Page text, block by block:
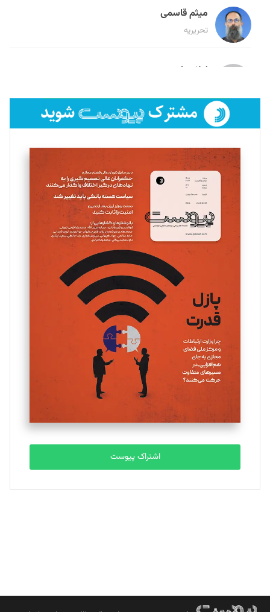
میثم قاسمی
تحریریه
لیلا حنارود
فائزه فتحی رستمی
تحریریه
سروش کرمیان
تحریریه
مینا پاکدل
یسنا امان‌پور
تحریریه
ملینا جعفری
تحریریه
مصطفی مسجدی آرانی
تحریریه
بابک نقاش
تحریریه
اشتراک پیوست